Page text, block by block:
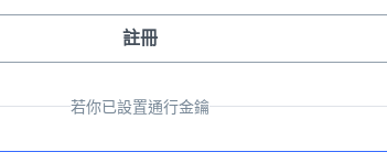
註冊
若你已設置通行金鑰